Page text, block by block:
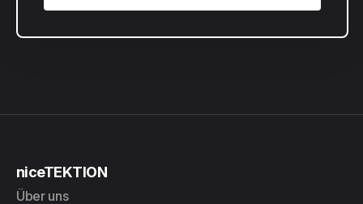
Tarif wählen
niceTEKTION
Über uns